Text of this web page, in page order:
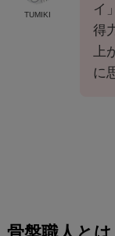
TUMIKI
イ
得
に